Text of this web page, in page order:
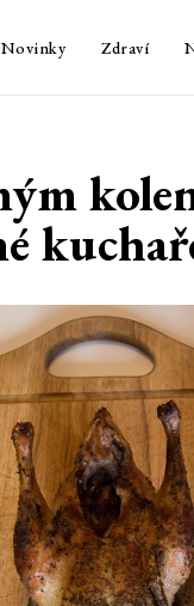
Novinky Zdraví